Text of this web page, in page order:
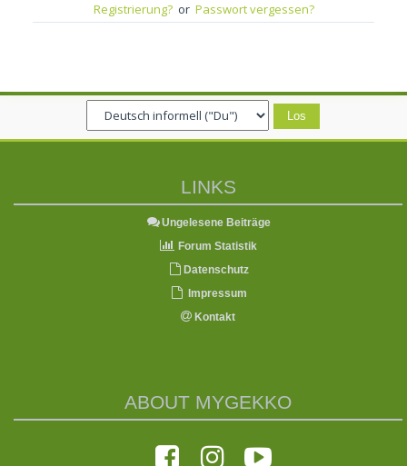
Registrierung?or Passwort vergessen?
LINKS
Ungelesene Beiträge
Forum Statistik
Datenschutz
Impressum
Kontakt
ABOUT MYGEKKO